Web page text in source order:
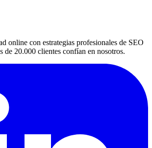
online con estrategias profesionales de SEO
20.000 clientes confían en nosotros.